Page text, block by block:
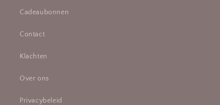
Cadeaubonnen
Contact
Klachten
Over ons
Privacybeleid